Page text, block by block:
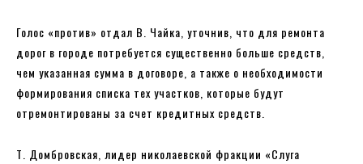
Голос «против» отдал В. Чайка, уточнив, что для ремонта
дорог в городе потребуется существенно больше средств,
чем указанная сумма в договоре, а также о необходимости
формирования списка тех участков, которые будут
отремонтированы за счет кредитных средств.
Т. Домбровская, лидер николаевской фракции «Слуга